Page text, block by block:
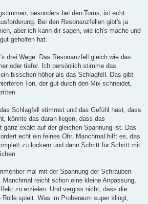
besonders bei den Toms, ist echt
Bei den Resonanzfellen gibt's ja
aber ich kann dir sagen, wie ich's mache und
geholfen hat.
drei Wege: Das Resonanzfell gleich wie das
oder tiefer. Ich persönlich stimme das
bisschen höher als das Schlagfell. Das gibt
Ton, der gut durch den Mix schneidet,
Schlagfell stimmst und das Gefühl hast, dass
könnte das daran liegen, dass das
ganz exakt auf der gleichen Spannung ist. Das
echt ein feines Ohr. Manchmal hilft es, das
zu lockern und dann Schritt für Schritt mit
mal mit der Spannung der Schrauben
reicht schon eine kleine Anpassung,
zu erzielen. Und vergiss nicht, dass die
spielt. Was im Proberaum super klingt,